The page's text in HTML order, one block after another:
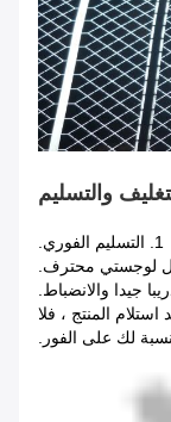
والتسليم
1. التسليم الفوري.
المنتج ، فلا
لك على الفور.